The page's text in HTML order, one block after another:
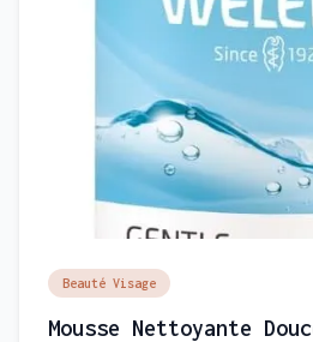
Beauté Visage
Mousse Nettoyante